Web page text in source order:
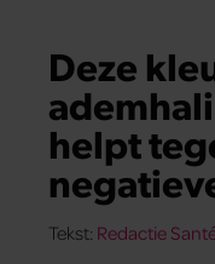
Deze
helpt
Tekst: Redactie